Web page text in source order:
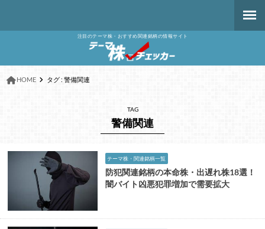
注目のテーマ株・おすすめ関連銘柄の情報サイト
HOME タグ : 警備関連
TAG
警備関連
テーマ株・関連銘柄一覧
防犯関連銘柄の本命株・出遅れ株18選！
闇バイト凶悪犯罪増加で需要拡大